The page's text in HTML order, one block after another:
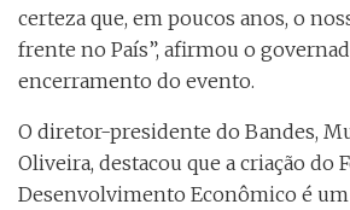
certeza que, em poucos anos, o
frente no País”, afirmou o
encerramento do evento.
O diretor-presidente do Bandes,
Oliveira, destacou que a criação do
Desenvolvimento Econômico é